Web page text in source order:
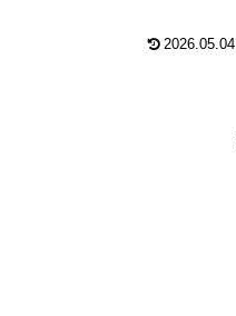
2026.05.04